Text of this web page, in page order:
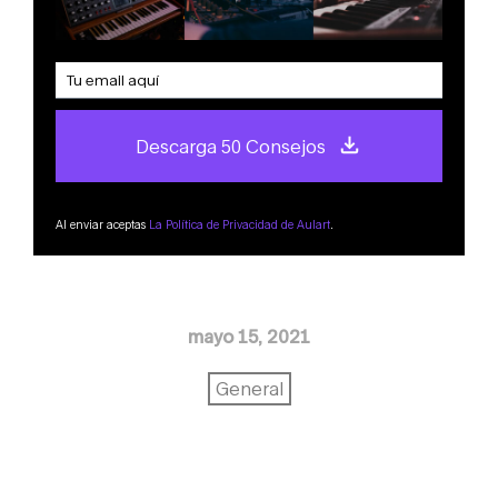
Descarga 50 Consejos
Al enviar aceptas La Política de Privacidad de Aulart.
mayo 15, 2021
General